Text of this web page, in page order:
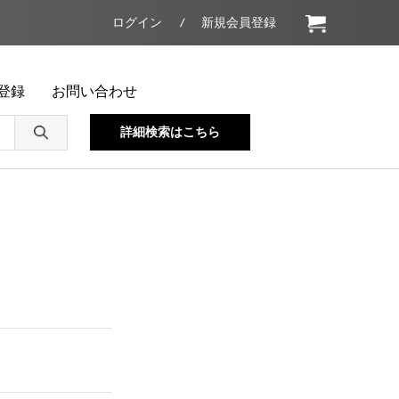
ログイン 新規会員登録
録 お問い合わせ
詳細検索はこちら